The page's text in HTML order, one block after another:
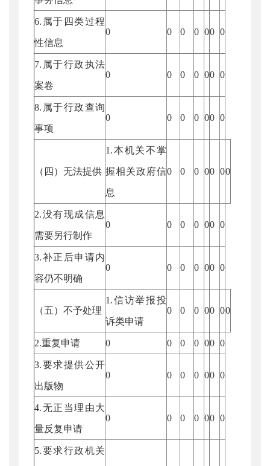
6.属于四类过程
性信息
0 0 0 0 00 0
7.属于行政执法
案卷
0 0 0 0 00 0
8.属于行政查询
事项
0 0 0 0 00 0
（四）无法提供
1.本机关不掌
握相关政府信
息
0 0 0 00 00
2.没有现成信息
需要另行制作
0 0 0 0 00 0
3.补正后申请内
容仍不明确
0 0 0 0 00 0
（五）不予处理
1.信访举报投
诉类申请
0 0 0 00 00
2.重复申请 0 0 0 0 00 0
3.要求提供公开
出版物
0 0 0 0 00 0
4.无正当理由大
量反复申请
0 0 0 0 00 0
5.要求行政机关